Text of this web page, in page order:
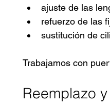
ajuste de las
refuerzo de las
sustitución de
Trabajamos con
Reemplazo